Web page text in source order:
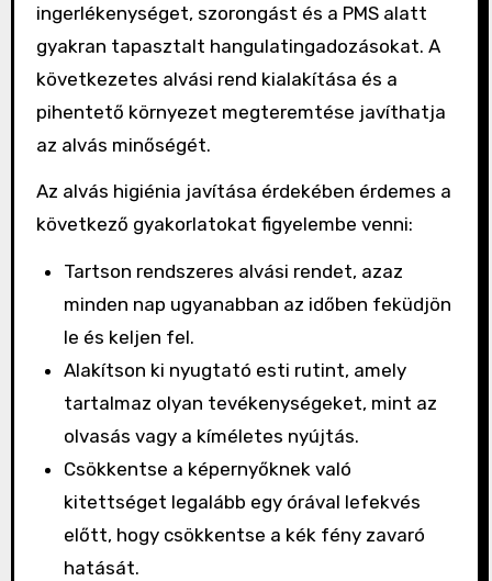
ingerlékenységet, szorongást és a PMS alatt
gyakran tapasztalt hangulatingadozásokat. A
következetes alvási rend kialakítása és a
pihentető környezet megteremtése javíthatja
az alvás minőségét.
Az alvás higiénia javítása érdekében érdemes a
következő gyakorlatokat figyelembe venni:
Tartson rendszeres alvási rendet, azaz
minden nap ugyanabban az időben feküdjön
le és keljen fel.
Alakítson ki nyugtató esti rutint, amely
tartalmaz olyan tevékenységeket, mint az
olvasás vagy a kíméletes nyújtás.
Csökkentse a képernyőknek való
kitettséget legalább egy órával lefekvés
előtt, hogy csökkentse a kék fény zavaró
hatását.